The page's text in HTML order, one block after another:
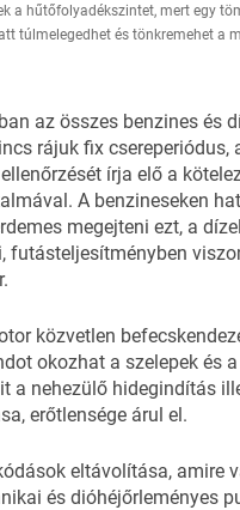
a hűtőfolyadékszintet, mert egy
túlmelegedhet és tönkremehet a
az összes benzines és
rájuk fix csereperiódus,
írja elő a
A benzineseken
megejteni ezt, a
futásteljesítményben
közvetlen
okozhat a szelepek és
a nehezülő hidegindítás
erőtlensége árul el.
eltávolítása, amire
és dióhéjőrleményes